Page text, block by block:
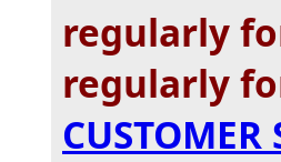
regularly
regularly
CUSTOMER